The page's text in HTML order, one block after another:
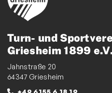
Turn- und
Griesheim 1899
Jahnstraße 20
64347 Griesheim